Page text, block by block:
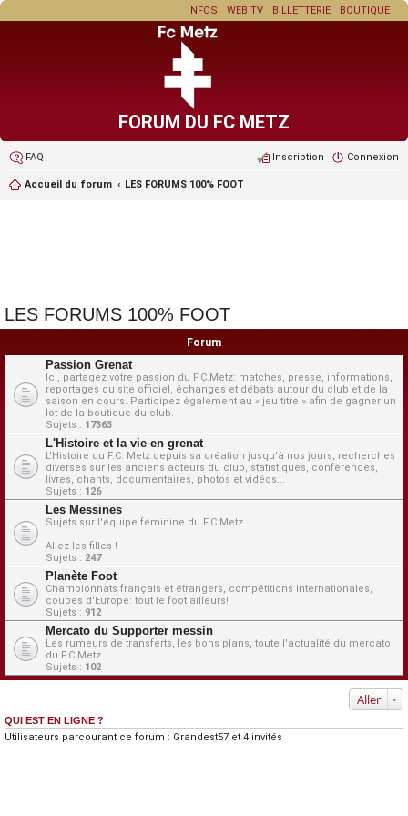
BOUTIQUE
BILLETTERIE
WEB TV
INFOS
FORUM DU FC METZ
FAQ Connexion
Inscription
Accueil du forum LES FORUMS 100% FOOT
LES FORUMS 100% FOOT
Forum
Passion Grenat
Ici, partagez votre passion du F.C.Metz: matches, presse, informations,
reportages du site officiel, échanges et débats autour du club et de la
saison en cours. Participez également au « jeu titre » afin de gagner un
lot de la boutique du club.
Sujets : 17363
L'Histoire et la vie en grenat
L'Histoire du F.C. Metz depuis sa création jusqu'à nos jours, recherches
diverses sur les anciens acteurs du club, statistiques, conférences,
livres, chants, documentaires, photos et vidéos...
Sujets : 126
Les Messines
Sujets sur l'équipe féminine du F.C.Metz
Allez les filles !
Sujets : 247
Planète Foot
Championnats français et étrangers, compétitions internationales,
coupes d'Europe: tout le foot ailleurs!
Sujets : 912
Mercato du Supporter messin
Les rumeurs de transferts, les bons plans, toute l'actualité du mercato
du F.C.Metz.
Sujets : 102
Aller
QUI EST EN LIGNE ?
Utilisateurs parcourant ce forum : Grandest57 et 4 invités